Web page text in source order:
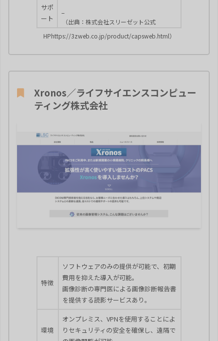
サポ
ート
–
（出典：株式会社スリーゼット公式
HPhttps://3zweb.co.jp/product/capsweb.html）
Xronos／ライフサイエンスコンピュー
ティング株式会社
特徴
ソフトウェアのみの提供が可能で、初期
費用を抑えた導入が可能。
画像診断の専門医による画像診断報告書
を提供する読影サービスあり。
環境
オンプレミス、VPNを使用することによ
りセキュリティの安全を確保し、遠隔で